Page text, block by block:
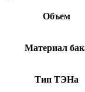
Объем
Материал
Тип ТЭНа